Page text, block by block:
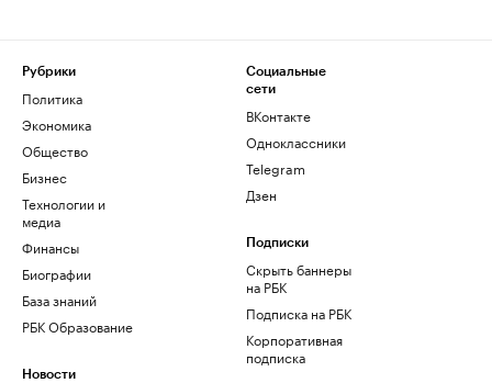
Рубрики
Политика
Экономика
Общество
Бизнес
Технологии и
медиа
Финансы
Биографии
База знаний
РБК Образование
Новости
Социальные
сети
ВКонтакте
Одноклассники
Telegram
Дзен
Подписки
Скрыть баннеры
на РБК
Подписка на РБК
Корпоративная
подписка